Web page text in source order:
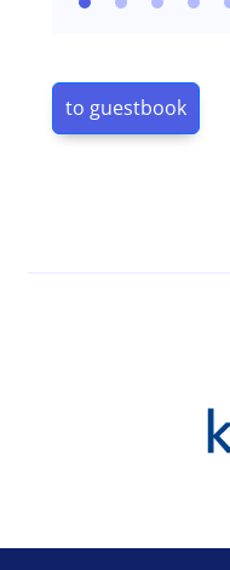
to guestbook